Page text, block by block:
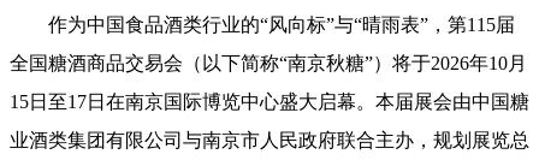
作为中国食品酒类行业的“风向标”与“晴雨表”，第115届
全国糖酒商品交易会 （以下简称“南京秋糖”）将于2026年10月
15日至17日在南京国际博览中心盛大启幕。本届展会由中国糖
业酒类集团有限公司与南京市人民政府联合主办，规划展览总